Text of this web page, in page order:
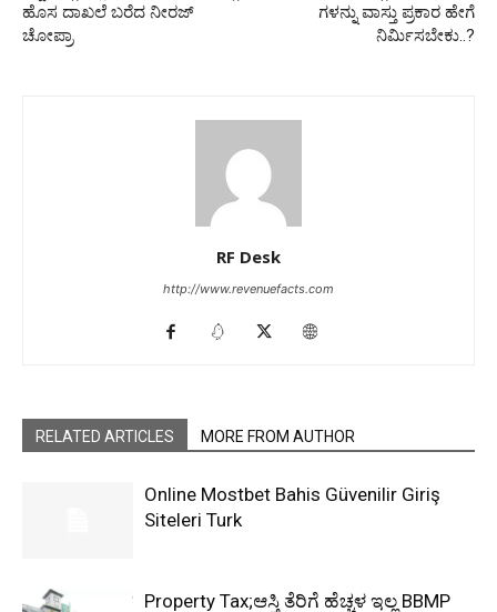
ಹೊಸ ದಾಖಲೆ ಬರೆದ ನೀರಜ್
ಚೋಪ್ರಾ
ಗಳನ್ನು ವಾಸ್ತು ಪ್ರಕಾರ ಹೇಗೆ
ನಿರ್ಮಿಸಬೇಕು..?
RF Desk
http://www.revenuefacts.com
RELATED ARTICLES MORE FROM AUTHOR
Online Mostbet Bahis Güvenilir Giriş
Siteleri Turk
Property Tax;ಆಸ್ತಿ ತೆರಿಗೆ ಹೆಚ್ಚಳ ಇಲ್ಲ BBMP